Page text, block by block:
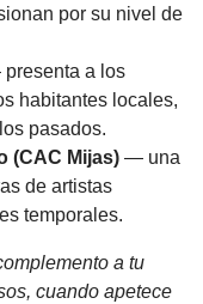
por su nivel de
a los
habitantes locales,
pasados.
(CAC Mijas) — una
de artistas
temporales.
a tu
cuando apetece